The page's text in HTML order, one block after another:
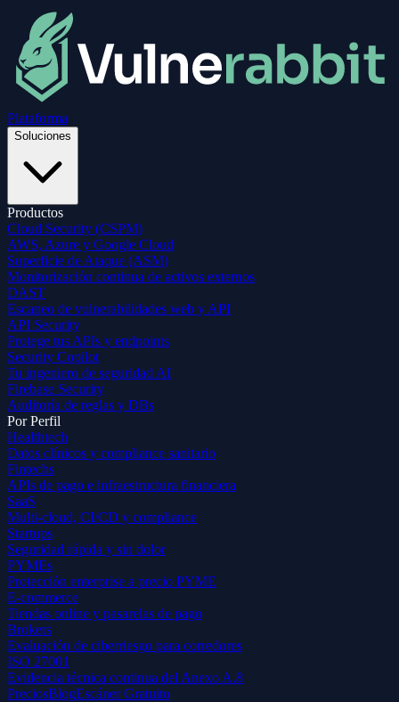
Plataforma
Soluciones
Productos
Cloud Security (CSPM)
AWS, Azure y Google Cloud
Superficie de Ataque (ASM)
Monitorización continua de activos externos
DAST
Escaneo de vulnerabilidades web y API
API Security
Protege tus APIs y endpoints
Security Copilot
Tu ingeniero de seguridad AI
Firebase Security
Auditoría de reglas y DBs
Por Perfil
Healthtech
Datos clínicos y compliance sanitario
Fintechs
APIs de pago e infraestructura financiera
SaaS
Multi-cloud, CI/CD y compliance
Startups
Seguridad rápida y sin dolor
PYMEs
Protección enterprise a precio PYME
E-commerce
Tiendas online y pasarelas de pago
Brokers
Evaluación de ciberriesgo para corredores
ISO 27001
Evidencia técnica continua del Anexo A.8
PreciosBlogEscáner Gratuito